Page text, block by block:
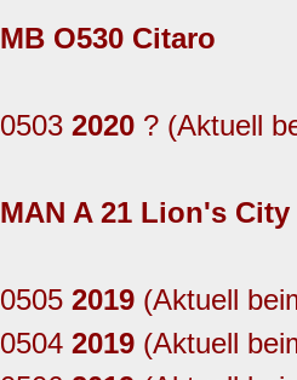
MB O530 Citaro
0503 2020? (Aktuell
MAN A 21 Lion's City
0505 2019(Aktuell
0504 2019(Aktuell